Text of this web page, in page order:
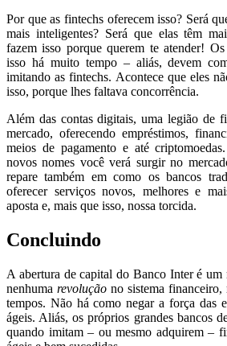
Por que as fintechs oferecem isso? Será
mais inteligentes? Será que elas têm
fazem isso porque querem te atender!
isso há muito tempo – aliás, devem
imitando as fintechs. Acontece que eles
isso, porque lhes faltava concorrência.
Além das contas digitais, uma legião de
mercado, oferecendo empréstimos,
meios de pagamento e até
novos nomes você verá surgir no
repare também em como os bancos
oferecer serviços novos, melhores e
aposta e, mais que isso, nossa torcida.
Concluindo
A abertura de capital do Banco Inter é
nenhuma revoluçãono sistema financeiro,
tempos. Não há como negar a força das
ágeis. Aliás, os próprios grandes bancos
quando imitam – ou mesmo adquirem –